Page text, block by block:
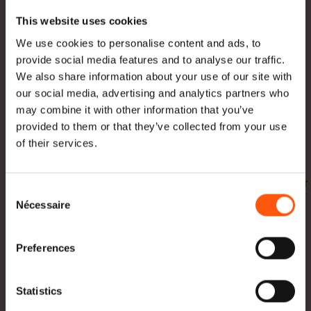
This website uses cookies
We use cookies to personalise content and ads, to
provide social media features and to analyse our traffic.
We also share information about your use of our site with
our social media, advertising and analytics partners who
may combine it with other information that you’ve
provided to them or that they’ve collected from your use
of their services.
Selection
Nécessaire
Preferences
Statistics
veuillez nous contacter pour savoir s'il est possible de
couper les poutres à la taille souhaitée.
Outre l'offre régulière en poutrelles, Hoogenhoff
propose, entre autres, du chênecharpente du toit,
Remboursement suédois,plat-bord,styloset
chevillesà.
Peuplier
jauneet
. Tout est directement importé et en
Voulez-vous une offre ? Ou bien vous souhaitez obtenir
plus d'informations sur nos produits et leurs possibilités,